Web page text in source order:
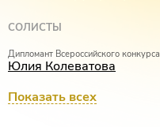
СОЛИСТЫ
Дипломант Всероссийского конкурса
Юлия Колеватова
премии «Онегин»
Наталья Старкова
Показать всех